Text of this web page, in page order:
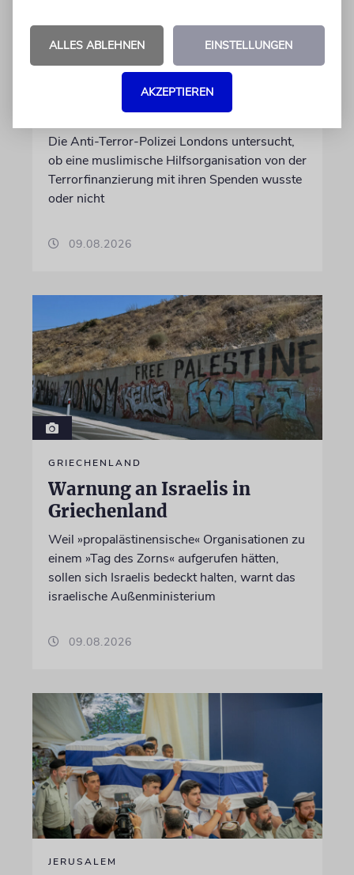
GROSSBRITANNIEN
Verdacht: Britische
Hilfsorganisation könnte
Hamas unterstützt haben
Die Anti-Terror-Polizei Londons untersucht,
ob eine muslimische Hilfsorganisation von der
Terrorfinanzierung mit ihren Spenden wusste
oder nicht
09.08.2026
GRIECHENLAND
Warnung an Israelis in
Griechenland
Weil »propalästinensische« Organisationen zu
einem »Tag des Zorns« aufgerufen hätten,
sollen sich Israelis bedeckt halten, warnt das
israelische Außenministerium
09.08.2026
JERUSALEM
ALLES ABLEHNEN EINSTELLUNGEN
AKZEPTIEREN